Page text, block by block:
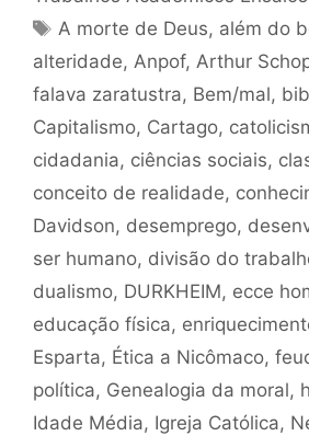
Tags
A morte de Deus, além do
alteridade, Anpof, Arthur
falava zaratustra, Bem/mal,
Capitalismo, Cartago,
cidadania, ciências sociais,
conceito de realidade,
Davidson, desemprego,
ser humano, divisão do
dualismo, DURKHEIM, ecce
educação física,
Esparta, Ética a Nicômaco,
política, Genealogia da moral,
Idade Média, Igreja Católica,